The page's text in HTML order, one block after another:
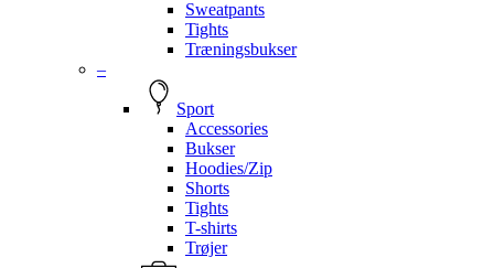
Sweatpants
Tights
Træningsbukser
–
Sport
Accessories
Bukser
Hoodies/Zip
Shorts
Tights
T-shirts
Trøjer